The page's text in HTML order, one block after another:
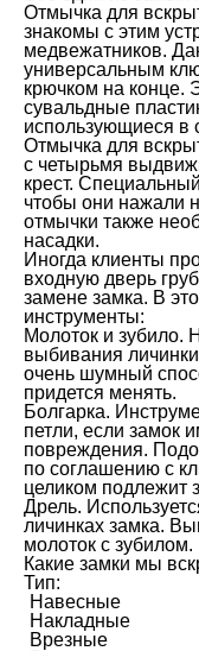
Отмычка для
знакомы с этим
медвежатников.
универсальным
крючком на конце.
сувальдные
использующиеся в
Отмычка для
с четырьмя
крест.
чтобы они нажали
отмычки также
насадки.
Иногда клиенты
входную дверь
замене замка. В
инструменты:
Молоток и зубило.
выбивания
очень шумный
придется менять.
Болгарка.
петли, если замок
повреждения.
по соглашению с
целиком подлежит
Дрель.
личинках замка.
молоток с зубилом.
Какие замки мы
Тип:
Навесные
Накладные
Врезные